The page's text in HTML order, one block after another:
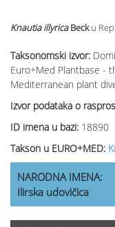
Taksonomski izvor:
Euro+Med Plantbase -
Mediterranean plant
Izvor podataka o
ID imena u bazi: 18890
Takson u EURO+MED:
Knautia illyricaBeck u
NARODNA IMENA:
Ilirska udovičica